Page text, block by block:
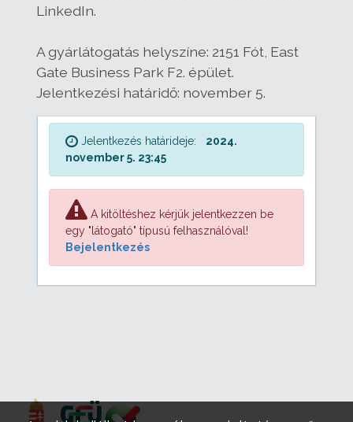
LinkedIn.
A gyárlátogatás helyszíne: 2151 Fót, East
Gate Business Park F2. épület.
Jelentkezési határidő: november 5.
Jelentkezés határideje:
2024.
november 5. 23:45
A kitöltéshez kérjük jelentkezzen be
egy "látogató" típusú felhasználóval!
Bejelentkezés